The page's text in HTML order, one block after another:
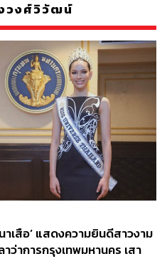
วงศ์วิวัฒน์
าเสือ’ แสดงความยินดีสาวงาม
ว่าการกรุงเทพมหานคร เสา